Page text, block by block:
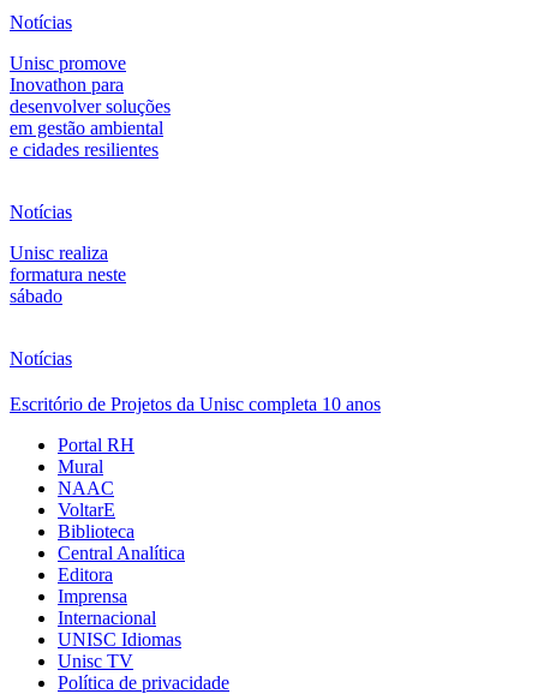
Notícias
Unisc promove
Inovathon para
desenvolver soluções
em gestão ambiental
e cidades resilientes
Notícias
Unisc realiza
formatura neste
sábado
Notícias
Escritório de Projetos da Unisc completa 10 anos
Portal RH
Mural
NAAC
VoltarE
Biblioteca
Central Analítica
Editora
Imprensa
Internacional
UNISC Idiomas
Unisc TV
Política de privacidade